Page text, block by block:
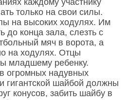
только на свои силы.
на высоких ходулях. Им
до конца зала, слезть с
мяч в ворота, а
на ходулях. Отцы
младшему ребенку.
огромных надувных
гигантской шайбой должны
конусов, забить шайбу в